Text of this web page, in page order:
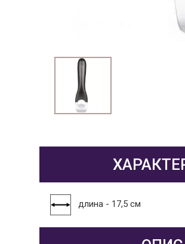
длина - 17,5 см